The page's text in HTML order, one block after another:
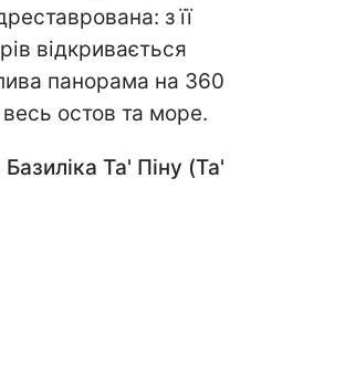
з її
відкривається
панорама на 360
весь остов та море.
Та' Піну (Ta'